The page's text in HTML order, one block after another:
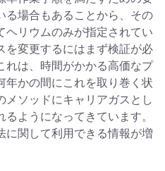
る場合もあることから、その
ヘリウムのみが指定されてい
を変更するにはまず検証が必
れは、時間がかかる高価なプ
年かの間にこれを取り巻く状
ソッドにキャリアガスとし
ようになってきています。
に関して利用できる情報が増